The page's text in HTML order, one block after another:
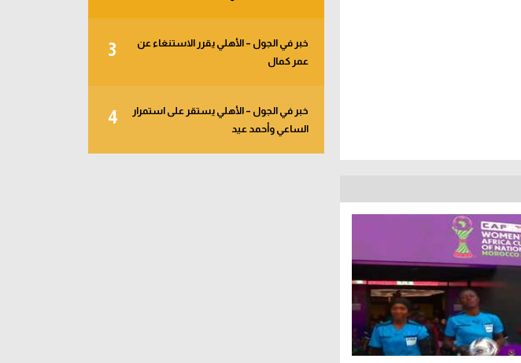
3
خبر في الجول – الأهلي يقرر الاستنغاء عن
عمر كمال
4
خبر في الجول – الأهلي يستقر على استمرار
الساعي وأحمد عيد